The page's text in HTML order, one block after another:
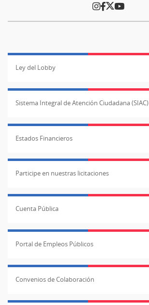
Ley del Lobby
Sistema Integral de Atención Ciudadana (SIAC)
Estados Financieros
Participe en nuestras licitaciones
Cuenta Pública
Portal de Empleos Públicos
Convenios de Colaboración